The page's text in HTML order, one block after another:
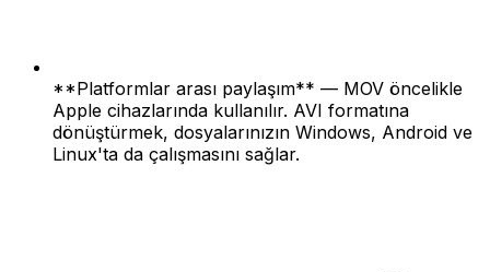
**Platformlar arası paylaşım** — MOV öncelikle
Apple cihazlarında kullanılır. AVI formatına
dönüştürmek, dosyalarınızın Windows, Android ve
Linux'ta da çalışmasını sağlar.